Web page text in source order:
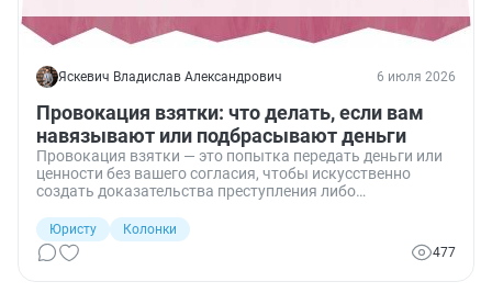
Яскевич Владислав Александрович 6 июля 2026
Провокация взятки: что делать, если вам
навязывают или подбрасывают деньги
Провокация взятки — это попытка передать деньги или
ценности без вашего согласия, чтобы искусственно
создать доказательства преступления либо
Юристу
Колонки
477